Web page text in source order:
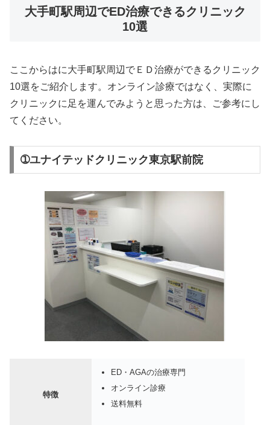
大手町駅周辺でED治療できるクリニック
10選
ここからはに大手町駅周辺でＥＤ治療ができるクリニック
10選をご紹介します。オンライン診療ではなく、実際に
クリニックに足を運んでみようと思った方は、ご参考にし
てください。
➀ユナイテッドクリニック東京駅前院
特徴
ED・AGAの治療専門
オンライン診療
送料無料